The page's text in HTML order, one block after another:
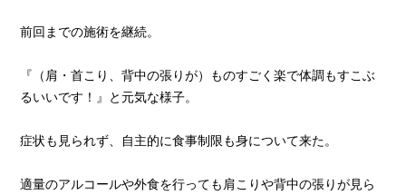
前回までの施術を継続。
『（肩・首こり、背中の張りが）ものすごく楽で体調もすこぶ
るいいです！』と元気な様子。
症状も見られず、自主的に食事制限も身について来た。
適量のアルコールや外食を行っても肩こりや背中の張りが見ら